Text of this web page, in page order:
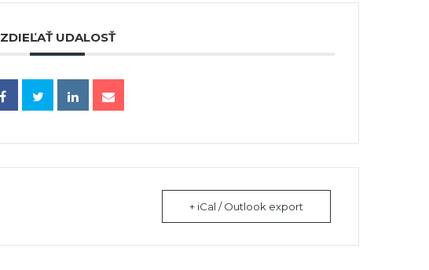
ZDIEĽAŤ UDALOSŤ
+ iCal / Outlook export